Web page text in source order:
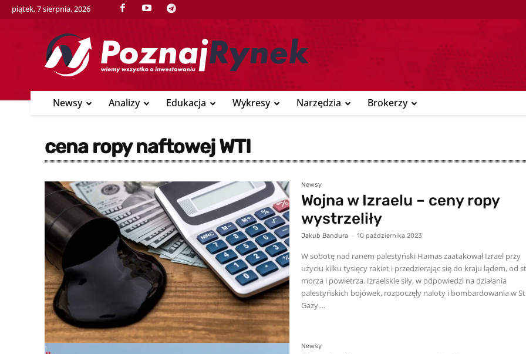
piątek, 7 sierpnia, 2026
Newsy Analizy Edukacja Wykresy Narzędzia Brokerzy
cena ropy naftowej WTI
Newsy
Wojna w Izraelu – ceny ropy
wystrzeliły
Jakub Bandura - 10 października 2023
W sobotę nad ranem palestyński Hamas zaatakował Izrael przy
użyciu kilku tysięcy rakiet i przedzierając się do kraju lądem, od
morza i powietrza. Izraelskie siły, w odpowiedzi na działania
palestyńskich bojówek, rozpoczęły naloty i bombardowania w
Gazy....
Newsy